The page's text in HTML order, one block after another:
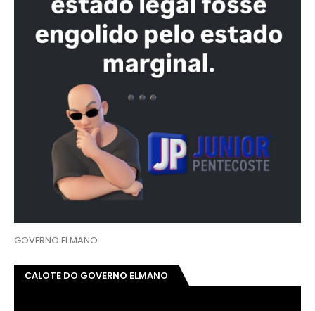
GOVERNO ELMANO
CALOTE DO GOVERNO ELMANO